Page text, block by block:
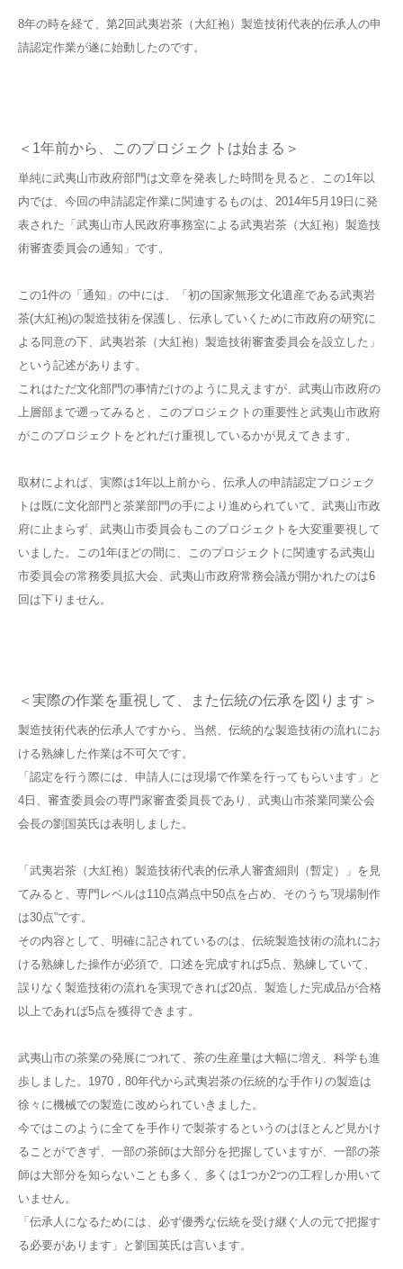
8年の時を経て、第2回武夷岩茶（大紅袍）製造技術代表的伝承人の申
請認定作業が遂に始動したのです。
＜1年前から、このプロジェクトは始まる＞
単純に武夷山市政府部門は文章を発表した時間を見ると、この1年以
内では、今回の申請認定作業に関連するものは、2014年5月19日に発
表された「武夷山市人民政府事務室による武夷岩茶（大紅袍）製造技
術審査委員会の通知」です。
この1件の「通知」の中には、「初の国家無形文化遺産である武夷岩
茶(大紅袍)の製造技術を保護し、伝承していくために市政府の研究に
よる同意の下、武夷岩茶（大紅袍）製造技術審査委員会を設立した」
という記述があります。
これはただ文化部門の事情だけのように見えますが、武夷山市政府の
上層部まで遡ってみると、このプロジェクトの重要性と武夷山市政府
がこのプロジェクトをどれだけ重視しているかが見えてきます。
取材によれば、実際は1年以上前から、伝承人の申請認定プロジェク
トは既に文化部門と茶業部門の手により進められていて、武夷山市政
府に止まらず、武夷山市委員会もこのプロジェクトを大変重要視して
いました。この1年ほどの間に、このプロジェクトに関連する武夷山
市委員会の常務委員拡大会、武夷山市政府常務会議が開かれたのは6
回は下りません。
＜実際の作業を重視して、また伝統の伝承を図ります＞
製造技術代表的伝承人ですから、当然、伝統的な製造技術の流れにお
ける熟練した作業は不可欠です。
「認定を行う際には、申請人には現場で作業を行ってもらいます」と
4日、審査委員会の専門家審査委員長であり、武夷山市茶業同業公会
会長の劉国英氏は表明しました。
「武夷岩茶（大紅袍）製造技術代表的伝承人審査細則（暫定）」を見
てみると、専門レベルは110点満点中50点を占め、そのうち”現場制作
は30点”です。
その内容として、明確に記されているのは、伝統製造技術の流れにお
ける熟練した操作が必須で、口述を完成すれば5点、熟練していて、
誤りなく製造技術の流れを実現できれば20点、製造した完成品が合格
以上であれば5点を獲得できます。
武夷山市の茶業の発展につれて、茶の生産量は大幅に増え、科学も進
歩しました。1970，80年代から武夷岩茶の伝統的な手作りの製造は
徐々に機械での製造に改められていきました。
今ではこのように全てを手作りで製茶するというのはほとんど見かけ
ることができず、一部の茶師は大部分を把握していますが、一部の茶
師は大部分を知らないことも多く、多くは1つか2つの工程しか用いて
いません。
「伝承人になるためには、必ず優秀な伝統を受け継ぐ人の元で把握す
る必要があります」と劉国英氏は言います。